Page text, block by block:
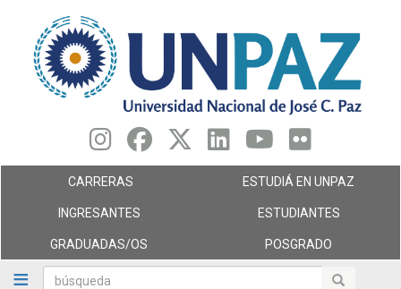
contenido
principal
búsqueda búsqueda
CARRERAS ESTUDIÁ EN UNPAZ
INGRESANTES ESTUDIANTES
GRADUADAS/OS POSGRADO